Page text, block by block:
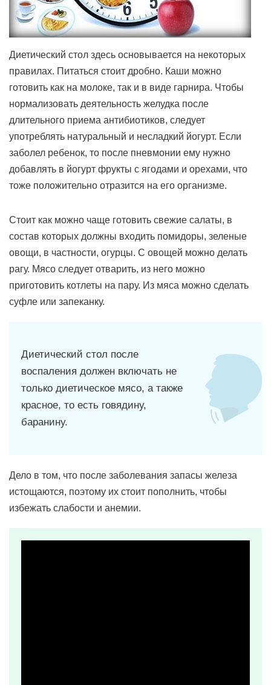
Диетический стол здесь основывается на некоторых
правилах. Питаться стоит дробно. Каши можно
готовить как на молоке, так и в виде гарнира. Чтобы
нормализовать деятельность желудка после
длительного приема антибиотиков, следует
употреблять натуральный и несладкий йогурт. Если
заболел ребенок, то после пневмонии ему нужно
добавлять в йогурт фрукты с ягодами и орехами, что
тоже положительно отразится на его организме.
Стоит как можно чаще готовить свежие салаты, в
состав которых должны входить помидоры, зеленые
овощи, в частности, огурцы. С овощей можно делать
рагу. Мясо следует отварить, из него можно
приготовить котлеты на пару. Из мяса можно сделать
суфле или запеканку.
Диетический стол после
воспаления должен включать не
только диетическое мясо, а также
красное, то есть говядину,
баранину.
Дело в том, что после заболевания запасы железа
истощаются, поэтому их стоит пополнить, чтобы
избежать слабости и анемии.